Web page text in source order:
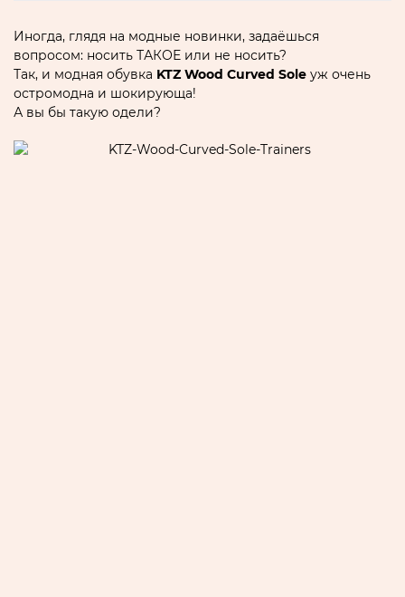
Иногда, глядя на модные новинки, задаёшься
вопросом: носить ТАКОЕ или не носить?
Так, и модная обувка KTZ Wood Curved Sole уж очень
остромодна и шокирующа!
А вы бы такую одели?